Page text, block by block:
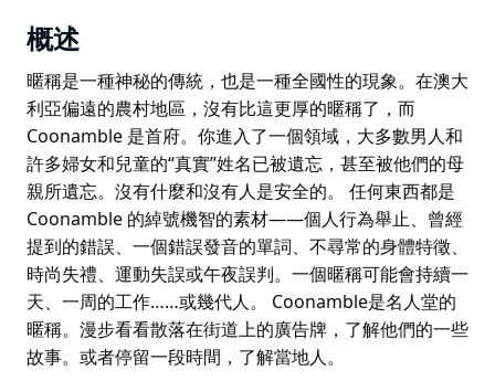
概述
暱稱是一種神秘的傳統，也是一種全國性的現象。在澳大
利亞偏遠的農村地區，沒有比這更厚的暱稱了，而
Coonamble 是首府。你進入了一個領域，大多數男人和
許多婦女和兒童的“真實”姓名已被遺忘，甚至被他們的母
親所遺忘。沒有什麼和沒有人是安全的。 任何東西都是
Coonamble 的綽號機智的素材——個人行為舉止、曾經
提到的錯誤、一個錯誤發音的單詞、不尋常的身體特徵、
時尚失禮、運動失誤或午夜誤判。一個暱稱可能會持續一
天、一周的工作……或幾代人。 Coonamble是名人堂的
暱稱。漫步看看散落在街道上的廣告牌，了解他們的一些
故事。或者停留一段時間，了解當地人。